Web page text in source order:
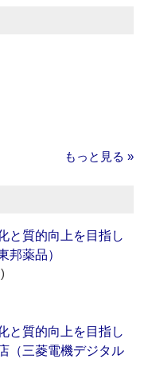
もっと見る »
と質的向上を目指し
邦薬品）
と質的向上を目指し
（三菱電機デジタル